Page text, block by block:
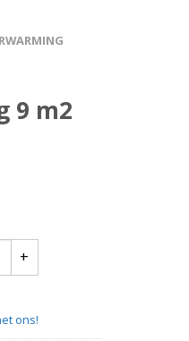
9 m2
ons!